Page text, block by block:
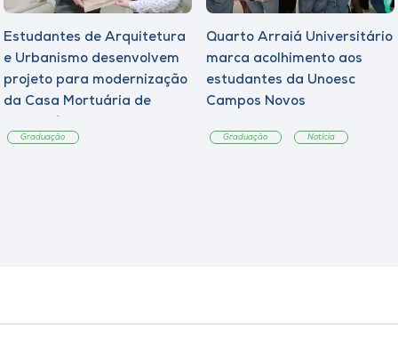
Estudantes de Arquitetura
e Urbanismo desenvolvem
projeto para modernização
da Casa Mortuária de
Graduação
Quarto Arraiá Universitário
marca acolhimento aos
estudantes da Unoesc
Campos Novos
Graduação Notícia